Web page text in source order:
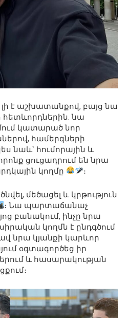
լի է աշխատանքով, բայց նա
հետևորդներին. նա
կատարած նոր
համերգների
նաև՝ հումորային և
ցուցադրում են նրա
կողմը
։
մեծացել և կրթություն
։ Նա պարտաճանաչ
բանակում, ինչը նրա
կողմն է ընդգծում
նրա կյանքի կարևոր
օգտագործեց իր
և հասարակության